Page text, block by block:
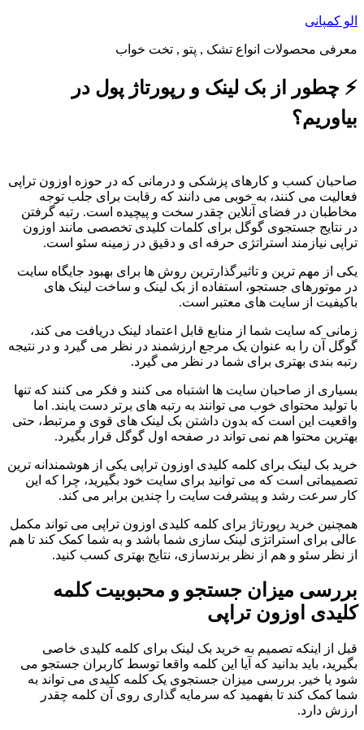
پرش
محتوا
الو کمپانی
معرفی محصولات انواع تشک , پتو , تخت خواب
⚡ چطور از بک لینک و رپورتاژ پول در
بیاوریم؟
صاحبان کسب و کارهای پزشکی و درمانی که در حوزه اوزون تراپی
فعالیت می کنند، به خوبی می دانند که رقابت برای جلب توجه
مخاطبان در فضای آنلاین چقدر سخت و پیچیده است. رتبه گرفتن
در نتایج جستجوی گوگل برای کلمات کلیدی تخصصی مانند اوزون
تراپی نیازمند استراتژی حرفه ای و دقیق در زمینه سئو است.
یکی از مهم ترین و تاثیرگذارترین روش ها برای بهبود جایگاه سایت
در موتورهای جستجو، استفاده از بک لینک و ساخت لینک های
باکیفیت از سایت های معتبر است.
زمانی که سایت شما از منابع قابل اعتماد لینک دریافت می کند،
گوگل آن را به عنوان یک مرجع ارزشمند در نظر می گیرد و در نتیجه
رتبه بندی بهتری برای شما در نظر می گیرد.
بسیاری از صاحبان سایت ها اشتباه می کنند و فکر می کنند که تنها
با تولید محتوای خوب می توانند به رتبه های برتر دست یابند. اما
واقعیت این است که بدون داشتن بک لینک های قوی و مرتبط، حتی
بهترین محتوا هم نمی تواند در صفحه اول گوگل قرار بگیرد.
خرید بک لینک برای کلمه کلیدی اوزون تراپی یکی از هوشمندانه ترین
تصمیماتی است که می توانید برای سایت خود بگیرید، چرا که این
کار سرعت رشد و پیشرفت سایت را چندین برابر می کند.
همچنین خرید رپورتاژ برای کلمه کلیدی اوزون تراپی می تواند مکمل
عالی برای استراتژی لینک سازی شما باشد و به شما کمک کند تا هم
از نظر سئو و هم از نظر برندسازی، نتایج بهتری کسب کنید.
بررسی میزان جستجو و محبوبیت کلمه
کلیدی اوزون تراپی
قبل از اینکه تصمیم به خرید بک لینک برای کلمه کلیدی خاصی
بگیرید، باید بدانید که آیا این کلمه واقعا توسط کاربران جستجو می
شود یا خیر. بررسی میزان جستجوی یک کلمه کلیدی می تواند به
شما کمک کند تا بفهمید که سرمایه گذاری روی آن کلمه چقدر
ارزش دارد.